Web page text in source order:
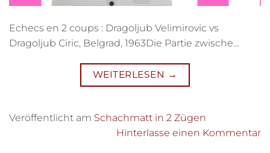
Echecs en 2 coups : Dragoljub Velimirovic vs
Dragoljub Ciric, Belgrad, 1963Die Partie zwische…
WEITERLESEN →
Veröffentlicht am Schachmatt in 2 Zügen
Hinterlasse einen Kommentar